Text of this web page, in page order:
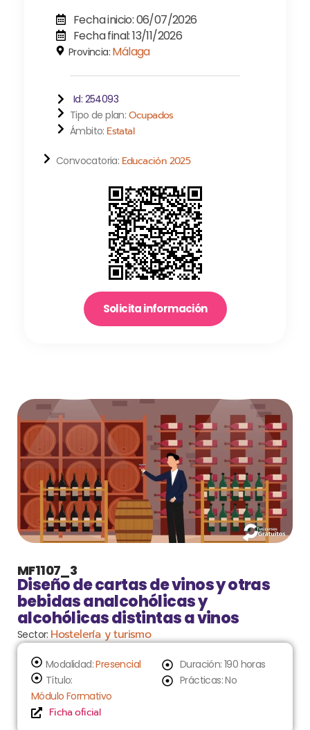
Fecha inicio: 06/07/2026
Fecha final: 13/11/2026
Provincia: Málaga
Id: 254093
Tipo de plan: Ocupados
Ámbito: Estatal
Convocatoria: Educación 2025
Solicita información
MF1107_3
Diseño de cartas de vinos y otras
bebidas analcohólicas y
alcohólicas distintas a vinos
Sector: Hostelería y turismo
Modalidad:Presencial
Título:
Módulo Formativo
Ficha oficial
Duración: 190 horas
Prácticas: No